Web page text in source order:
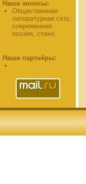
Наши анонсы:
Общественная
литературная сеть:
современная
поэзия, стихи,
Наши партнёры: